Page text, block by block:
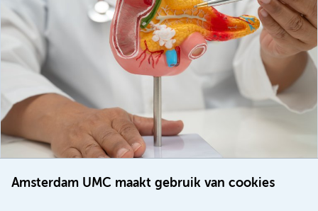
Amsterdam UMC maakt gebruik van cookies